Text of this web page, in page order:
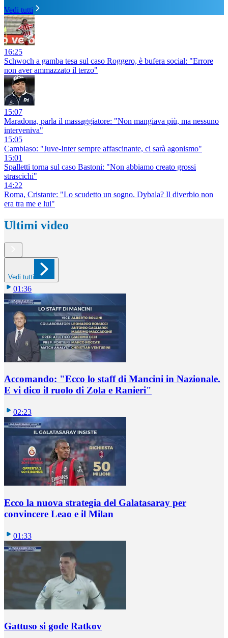
Vedi tutti
16:25
Schwoch a gamba tesa sul caso Roggero, è bufera social: "Errore
non aver ammazzato il terzo"
15:07
Maradona, parla il massaggiatore: "Non mangiava più, ma nessuno
interveniva"
15:05
Cambiaso: "Juve-Inter sempre affascinante, ci sarà agonismo"
15:01
Spalletti torna sul caso Bastoni: "Non abbiamo creato grossi
strascichi"
14:22
Roma, Cristante: "Lo scudetto un sogno. Dybala? Il diverbio non
era tra me e lui"
Ultimi video
Vedi tutti
01:36
Accomando: "Ecco lo staff di Mancini in Nazionale.
E vi dico il ruolo di Zola e Ranieri"
02:23
Ecco la nuova strategia del Galatasaray per
convincere Leao e il Milan
01:33
Gattuso si gode Ratkov